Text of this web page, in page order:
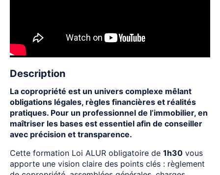
Description
La copropriété est un univers complexe mêlant
obligations légales, règles financières et réalités
pratiques. Pour un professionnel de l’immobilier, en
maîtriser les bases est essentiel afin de conseiller
avec précision et transparence.
Cette formation Loi ALUR obligatoire de 1h30 vous
apporte une vision claire des points clés : règlement